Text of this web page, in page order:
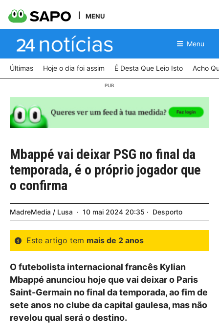
MENU
Menu
Últimas Hoje o dia foi assim É Desta Que Leio Isto Acho
Mbappé vai deixar PSG no final da
temporada, é o próprio jogador que
o confirma
MadreMedia / Lusa 10 mai 2024 20:35 Desporto
Este artigo tem mais de 2 anos
O futebolista internacional francês Kylian
Mbappé anunciou hoje que vai deixar o Paris
Saint-Germain no final da temporada, ao fim de
sete anos no clube da capital gaulesa, mas não
revelou qual será o destino.